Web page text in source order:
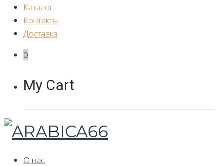
Каталог
Контакты
Доставка
0
My Cart
О нас